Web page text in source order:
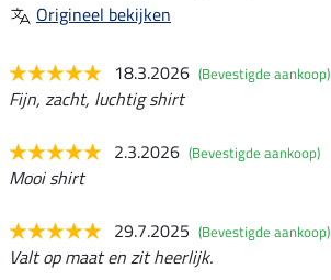
Origineel bekijken
18.3.2026 (Bevestigde aankoop)
Fijn, zacht, luchtig shirt
2.3.2026 (Bevestigde aankoop)
Mooi shirt
29.7.2025 (Bevestigde aankoop)
Valt op maat en zit heerlijk.